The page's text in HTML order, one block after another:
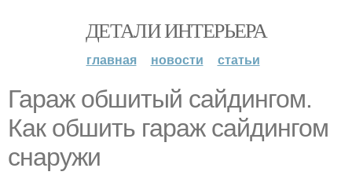
ДЕТАЛИ ИНТЕРЬЕРА
главная новости статьи
Гараж обшитый сайдингом.
Как обшить гараж сайдингом
снаружи